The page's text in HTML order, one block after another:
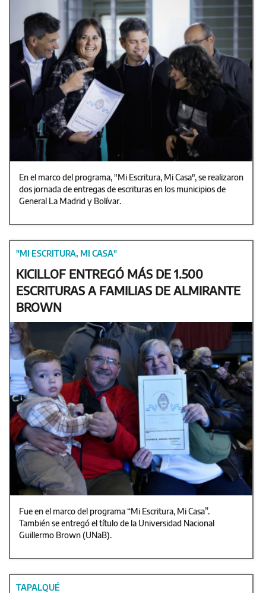
En el marco del programa, "Mi Escritura, Mi Casa", se realizaron
dos jornada de entregas de escrituras en los municipios de
General La Madrid y Bolívar.
"MI ESCRITURA, MI CASA"
KICILLOF ENTREGÓ MÁS DE 1.500
ESCRITURAS A FAMILIAS DE ALMIRANTE
BROWN
Fue en el marco del programa “Mi Escritura, Mi Casa”.
También se entregó el título de la Universidad Nacional
Guillermo Brown (UNaB).
TAPALQUÉ